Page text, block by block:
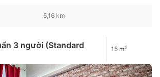
5,16 km
3 người (Standard
15 m²